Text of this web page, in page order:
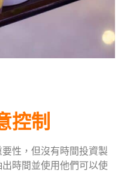
控制
性，但沒有時間投資製
時間並使用他們可以使